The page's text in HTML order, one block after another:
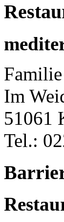
Im
51061
Tel.: